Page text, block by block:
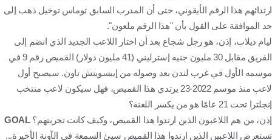
ارتدائهم هذا الرقم الأيقوني، حتى أن المدرب السابق توماس توخيل ذهب إلى
حد الموافقة على القول بأن "هذا الرقم ملعون".
ليام ديلاب، إذن، هو رجل شجاع بعد أن اختار اللاعب الجديد الذي انضم إلى
الفريق مقابل 30 مليون جنيه إسترليني (41 مليون دولار) القميص رقم 9 في
موسمه الأول في غرب لندن بعد وصوله من إيبسويتش تاون. سيصبح أول
لاعب منذ موسم 2022-23 يرتدي هذا القميص، فهل سيكون لاعب منتخب
إنجلترا تحت 21 عامًا هو من يكسر اللعنة؟
إذن، من هم اللاعبون الذين ارتدوا هذا القميص، وكيف كانت تجربتهم؟GOAL
تستعرض اللاعبين الذين ارتدوا هذا القميص سيئ السمعة في الآونة الأخيرة...